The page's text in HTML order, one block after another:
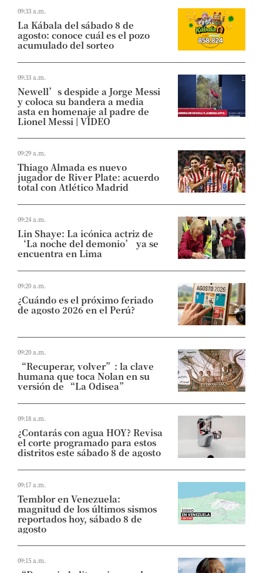
09:33 a.m.
La Kábala del sábado 8 de
agosto: conoce cuál es el pozo
acumulado del sorteo
09:33 a.m.
Newell’s despide a Jorge Messi
y coloca su bandera a media
asta en homenaje al padre de
Lionel Messi | VIDEO
09:29 a.m.
Thiago Almada es nuevo
jugador de River Plate: acuerdo
total con Atlético Madrid
09:24 a.m.
Lin Shaye: La icónica actriz de
‘La noche del demonio’ ya se
encuentra en Lima
09:20 a.m.
¿Cuándo es el próximo feriado
de agosto 2026 en el Perú?
09:20 a.m.
“Recuperar, volver”: la clave
humana que toca Nolan en su
versión de “La Odisea”
09:18 a.m.
¿Contarás con agua HOY? Revisa
el corte programado para estos
distritos este sábado 8 de agosto
09:17 a.m.
Temblor en Venezuela:
magnitud de los últimos sismos
reportados hoy, sábado 8 de
agosto
09:15 a.m.